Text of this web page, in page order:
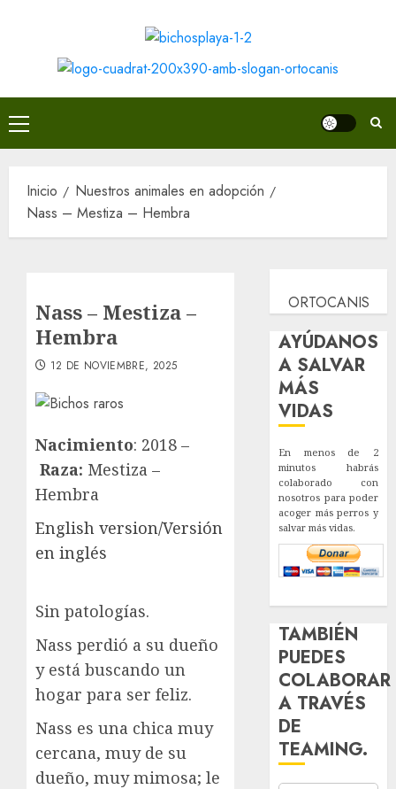
contenido
Menú
principal
Inicio
Nuestros animales en adopción
Nass – Mestiza – Hembra
Nass – Mestiza –
Hembra
12 DE NOVIEMBRE, 2025
Nacimiento: 2018 –
Raza: Mestiza –
Hembra
English version/Versión
en inglés
Sin patologías.
Nass perdió a su dueño
y está buscando un
hogar para ser feliz.
Nass es una chica muy
cercana, muy de su
dueño, muy mimosa; le
ORTOCANIS
AYÚDANOS
A SALVAR
MÁS
VIDAS
En menos de 2
minutos habrás
colaborado con
nosotros para poder
acoger más perros y
salvar más vidas.
TAMBIÉN
PUEDES
COLABORAR
A TRAVÉS
DE
TEAMING.